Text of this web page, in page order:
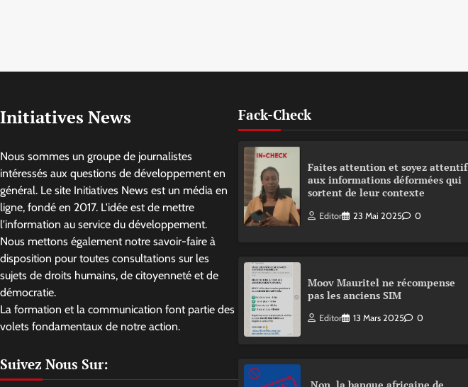
Initiatives News
Nous sommes un groupe de journalistes
intéressés aux questions de développement en
général. Le site Initiatives News est un média en
ligne, fondé en 2017. L'idée est de mettre
l'information au service du développement.
Nous mettons également notre savoir-faire à
disposition pour toutes consultations sur les
sujets de droits humains, de citoyenneté et de
démocratie.
La formation et la communication font partie des
volets fondamentaux de notre action.
Suivez Nous Sur:
Fack-Check
Faites attention et soyez attentif
aux informations déformées qui
sortent de leur contexte
Editor 23 Mai 2025 0
Moov Mauritel ne récompense
pas les anciens SIM
Editor 13 Mars 2025 0